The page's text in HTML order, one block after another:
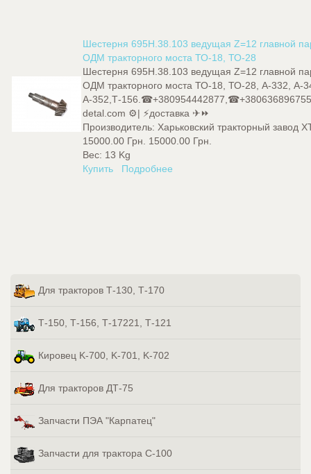
Шестерня 695Н.38.103 ведущая Z=12 главной
ОДМ тракторного моста ТО-18, ТО-28
Шестерня 695Н.38.103 ведущая Z=12 главной
ОДМ тракторного моста ТО-18, ТО-28, А-332, А-
А-352,Т-
detal.com ⚙️| ⚡доставка ✈⏩
Производитель: Харьковский тракторный завод
15000.00 Грн. 15000.00 Грн.
Вес: 13 Kg
Купить
Подробнее
Для тракторов Т-130, Т-170
Т-150, Т-156, Т-17221, Т-121
Кировец K-700, K-701, K-702
Для тракторов ДТ-75
Запчасти ПЭА "Карпатец"
Запчасти для трактора С-100